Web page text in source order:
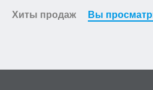
Хиты продаж Вы